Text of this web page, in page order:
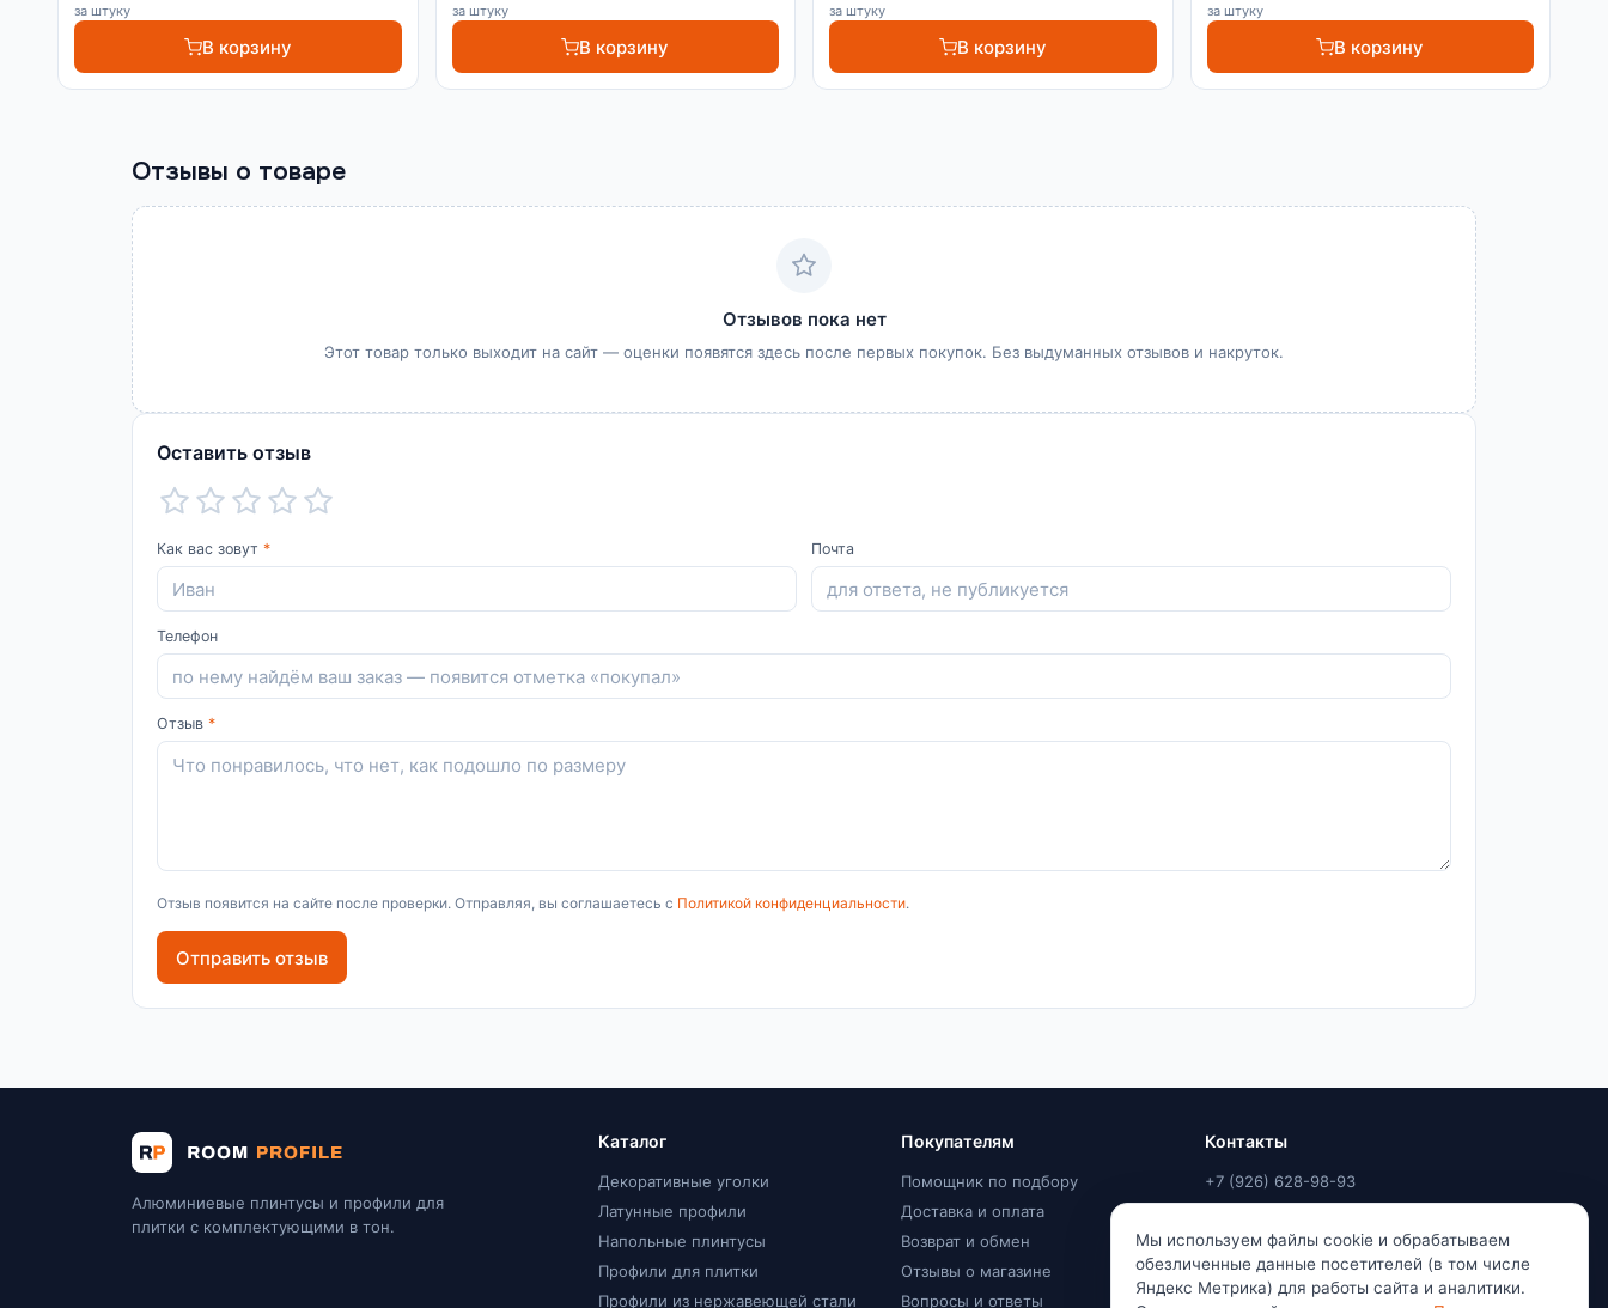
за штуку
В корзину
за штуку
В корзину
за штуку
В корзину
за штуку
В корзину
Отзывы о товаре
Отзывов пока нет
Этот товар только выходит на сайт — оценки появятся здесь после первых покупок. Без выдуманных отзывов и накруток.
Оставить отзыв
Как вас зовут * Почта
Телефон
Отзыв *
Отзыв появится на сайте после проверки. Отправляя, вы соглашаетесь с Политикой конфиденциальности.
Отправить отзыв
Алюминиевые плинтусы и профили для
плитки с комплектующими в тон.
Каталог
Декоративные уголки
Латунные профили
Напольные плинтусы
Профили для плитки
Профили из нержавеющей стали
Покупателям
Помощник по подбору
Доставка и оплата
Возврат и обмен
Отзывы о магазине
Вопросы и ответы
Контакты
+7 (926) 628-98-93
Москва, 2-й Грайвороновский
проезд, 48
Ежедневно, 9:00–20:00
Мы используем файлы cookie и обрабатываем
обезличенные данные посетителей (в том числе
Яндекс Метрика) для работы сайта и аналитики.